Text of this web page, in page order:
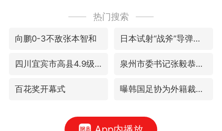
热门搜索
向鹏0-3不敌张本智和 日本试射“战斧”导弹，国防部回应
四川宜宾市高县4.9级地震致1人死亡 泉州市委书记张毅恭被查
百花奖开幕式 曝韩国足协为外籍裁判员安排色情招待